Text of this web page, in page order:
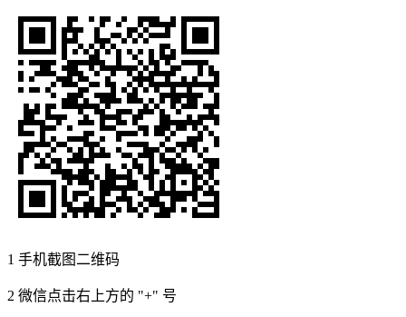
1 手机截图二维码
2 微信点击右上方的 "+" 号